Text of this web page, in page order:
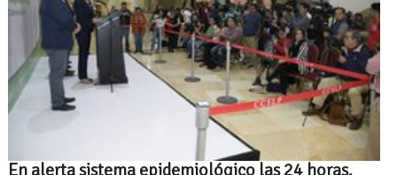
En alerta sistema epidemiológico las 24 horas,